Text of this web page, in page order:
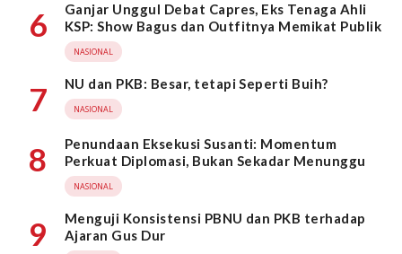
6
Ganjar Unggul Debat Capres, Eks Tenaga Ahli
KSP: Show Bagus dan Outfitnya Memikat Publik
NASIONAL
7 NU dan PKB: Besar, tetapi Seperti Buih?
NASIONAL
8
Penundaan Eksekusi Susanti: Momentum
Perkuat Diplomasi, Bukan Sekadar Menunggu
NASIONAL
9
Menguji Konsistensi PBNU dan PKB terhadap
Ajaran Gus Dur